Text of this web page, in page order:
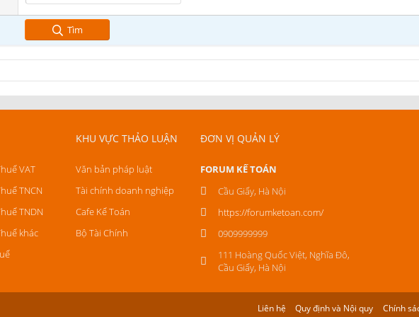
Tìm
VAT
TNCN
TNDN
khác
KHU VỰC THẢO LUẬN
Văn bản pháp luật
Tài chính doanh nghiệp
Cafe Kế Toán
Bộ Tài Chính
ĐƠN VỊ QUẢN LÝ
FORUM KẾ TOÁN
Cầu Giấy, Hà Nội
https://forumketoan.com/
0909999999
111 Hoàng Quốc Việt, Nghĩa Đô,
Cầu Giấy, Hà Nội
Liên hệ Quy định và Nội quy Chính